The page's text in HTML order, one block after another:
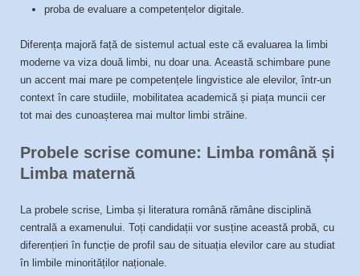
proba de evaluare a competențelor digitale.
Diferența majoră față de sistemul actual este că evaluarea la limbi
moderne va viza două limbi, nu doar una. Această schimbare pune
un accent mai mare pe competențele lingvistice ale elevilor, într-un
context în care studiile, mobilitatea academică și piața muncii cer
tot mai des cunoașterea mai multor limbi străine.
Probele scrise comune: Limba română și
Limba maternă
La probele scrise, Limba și literatura română rămâne disciplină
centrală a examenului. Toți candidații vor susține această probă, cu
diferențieri în funcție de profil sau de situația elevilor care au studiat
în limbile minorităților naționale.